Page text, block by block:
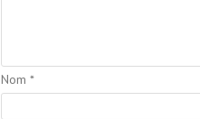
Nom *